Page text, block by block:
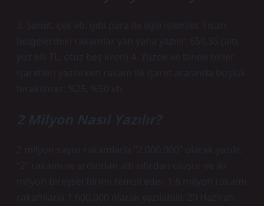
3. Senet, çek vb. gibi para ile ilgili işlemler. Ticari
belgelerdeki rakamlar yan yana yazılır: 650,35 (altı
yüz elli TL, otuz beş kron) 4. Yüzde ve binde birler
işaretleri yazılırken rakam ile işaret arasında boşluk
bırakılmaz: %25, %50 vb.
2 Milyon Nasıl Yazılır?
2 milyon sayısı rakamlarla “2.000.000” olarak yazılır.
“2” rakamı ve ardından altı sıfırdan oluşur ve iki
milyon bireysel birimi temsil eder. 1,6 milyon rakamı
rakamlarla 1.600.000 olarak yazılabilir. 20 Haziran